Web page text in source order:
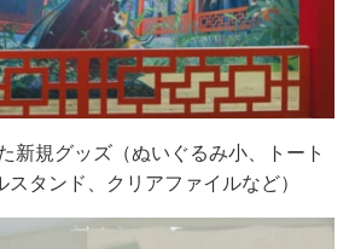
新規グッズ（ぬいぐるみ小、トート
タンド、クリアファイルなど）